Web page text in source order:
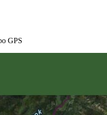
GPS